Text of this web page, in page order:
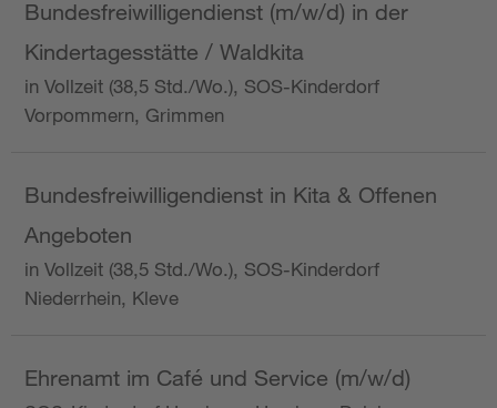
Bundesfreiwilligendienst (m/w/d) in der
Kindertagesstätte / Waldkita
in Vollzeit (38,5 Std./Wo.), SOS-Kinderdorf
Vorpommern, Grimmen
Bundesfreiwilligendienst in Kita & Offenen
Angeboten
in Vollzeit (38,5 Std./Wo.), SOS-Kinderdorf
Niederrhein, Kleve
Ehrenamt im Café und Service (m/w/d)